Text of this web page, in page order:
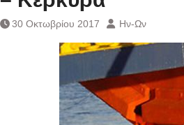
Συναλλάγματος &
Ημερήσιο Δελτίο Τιμών
Συναλλάγματος &
Τραπεζογραμματίων 4-
Κάθοδος αγροτών
Δικαιοσύνη
30 Οκτωβρίου 2017 Ην-Ων